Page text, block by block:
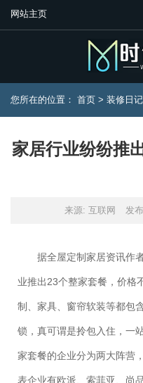
网站主页
您所在的位置： 首页 > 装修日记
家居行业纷纷推
来源: 互联网 发
据全屋定制家居资讯作
业推出23个整家套餐，价格
制、家具、窗帘软装等都包
锁，真可谓是拎包入住，一
家套餐的企业分为两大阵营
表企业有欧派、索菲亚、尚